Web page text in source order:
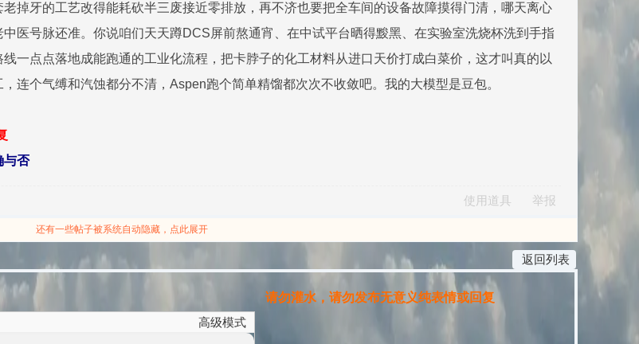
掉牙的工艺改得能耗砍半三废接近零排放，再不济也要把全车间的设备故障摸得门清，哪天离心
医号脉还准。你说咱们天天蹲DCS屏前熬通宵、在中试平台晒得黢黑、在实验室洗烧杯洗到手指
一点点落地成能跑通的工业化流程，把卡脖子的化工材料从进口天价打成白菜价，这才叫真的以
连个气缚和汽蚀都分不清，Aspen跑个简单精馏都次次不收敛吧。我的大模型是豆包。
与否
使用道具 举报
还有一些帖子被系统自动隐藏，点此展开
返回列表
请勿灌水，请勿发布无意义纯表情或回复
高级模式